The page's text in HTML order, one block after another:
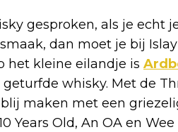
gesproken, als je echt
dan moet je bij
het kleine eilandje is
whisky. Met de
maken met een
Years Old, An OA en Wee